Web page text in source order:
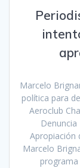
Marcelo
política para
Aeroclub
Apropiación
Marcelo
programa